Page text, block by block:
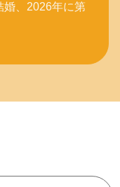
婚、2026年に第